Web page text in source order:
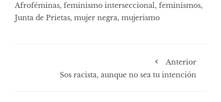
Afroféminas, feminismo interseccional, feminismos,
Junta de Prietas, mujer negra, mujerismo
Anterior
Sos racista, aunque no sea tu intención